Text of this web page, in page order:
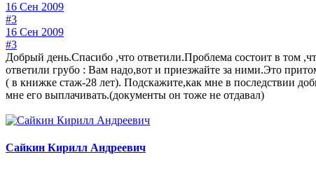
16 Сен 2009
#3
16 Сен 2009
#3
Добрый день.Спасибо ,что ответили.Проблема состоит в том
ответили грубо : Вам надо,вот и приезжайте за ними.Это
( в книжке стаж-28 лет). Подскажите,как мне в последствии
мне его выплачивать.(документы он тоже не отдавал)
Сайкин Кирилл Андреевич